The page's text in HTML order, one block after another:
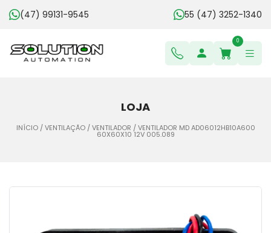
(47) 99131-9545 55 (47) 3252-1340
0
LOJA
INÍCIO/VENTILAÇÃO/VENTILADOR / VENTILADOR MD AD06012HB10A600
60X60X10 12V 005.089